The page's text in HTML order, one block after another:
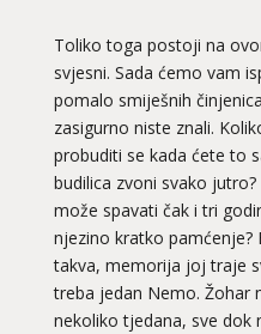
Toliko toga postoji na
svjesni. Sada ćemo vam
pomalo smiješnih
zasigurno niste znali.
probuditi se kada ćete to
budilica zvoni svako
može spavati čak i tri
njezino kratko pamćenje?
takva, memorija joj traje
treba jedan Nemo. Žohar
nekoliko tjedana, sve dok